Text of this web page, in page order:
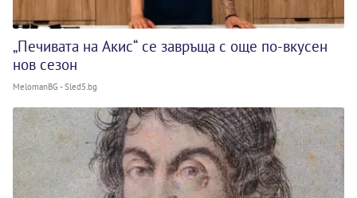
„Печивата на Акис“ се завръща с още по-вкусен
нов сезон
MelomanBG - Sled5.bg